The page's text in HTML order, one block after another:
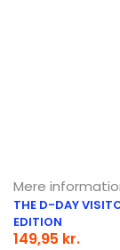
Mere
THE D-DAY
EDITION
149,95 kr.